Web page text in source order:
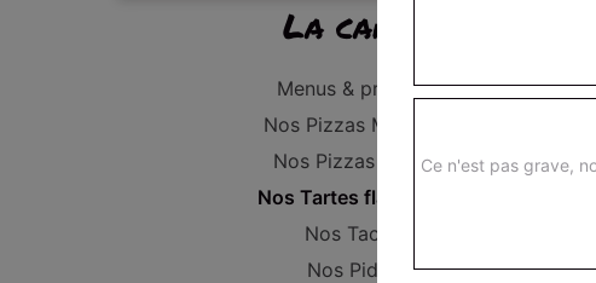
La carte
Menus & promos
Nos Pizzas Médium
Nos Pizzas Large
Nos Tartes flambées
Nos Tacos
Nos Pides
Ce n'est pas grave,